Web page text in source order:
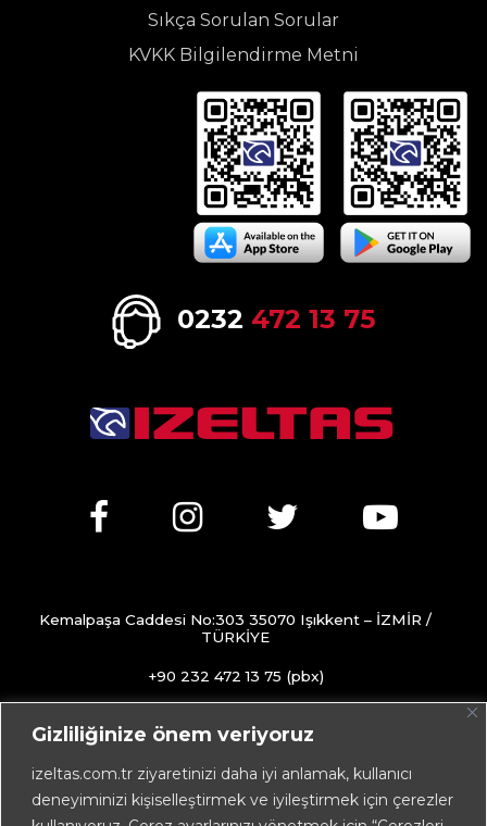
Gizliliğinize önem veriyoruz
izeltas.com.tr ziyaretinizi daha iyi anlamak, kullanıcı
deneyiminizi kişiselleştirmek ve iyileştirmek için çerezler
Sıkça Sorulan Sorular
KVKK Bilgilendirme Metni
0232 472 13 75
Kemalpaşa Caddesi No:303 35070 Işıkkent – İZMİR /
TÜRKİYE
+90 232 472 13 75 (pbx)